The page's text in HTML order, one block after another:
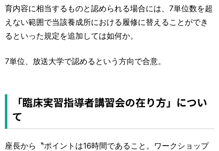
育内容に相当するものと認められる場合には、7単位数を超
えない範囲で当該養成所における履修に替えることができ
るといった規定を追加しては如何か。
7単位、放送大学で認めるという方向で合意。
「臨床実習指導者講習会の在り方」につい
て
座長から〝ポイントは16時間であること。ワークショップ